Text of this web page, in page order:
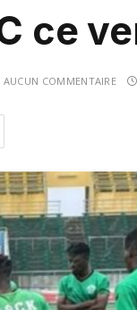
ce
AUCUN COMMENTAIRE